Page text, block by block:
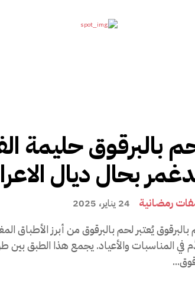
بالبرقوق حليمة
بحال ديال
رمضانية 24 يناير، 2025
لحم بالبرقوق يُعتبر لحم بالبرقوق من أبرز الأطباق
في المناسبات والأعياد. يجمع هذا الطبق بين